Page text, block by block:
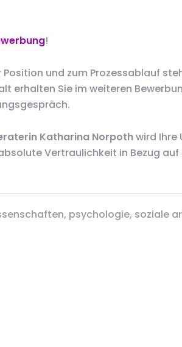
!
Position und zum Prozessablauf
erhalten Sie im weiteren
Katharina Norpothwird Ihre
Vertraulichkeit in Bezug
psychologie, soziale